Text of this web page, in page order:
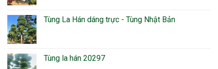
Tùng La Hán dáng trực - Tùng Nhật Bản
Tùng la hán 20297